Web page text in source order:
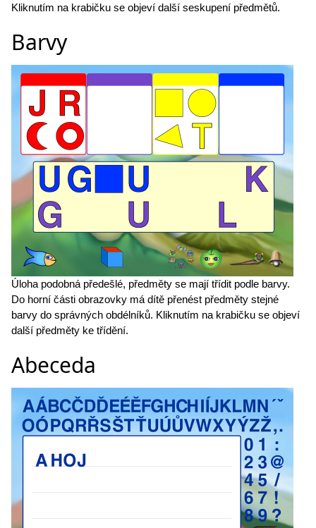
Kliknutím na krabičku se objeví další seskupení předmětů.
Barvy
Úloha podobná předešlé, předměty se mají třídit podle barvy.
Do horní části obrazovky má dítě přenést předměty stejné
barvy do správných obdélníků. Kliknutím na krabičku se objeví
další předměty ke třídění.
Abeceda